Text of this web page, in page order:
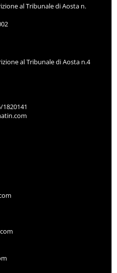
al Tribunale di Aosta n.
al Tribunale di Aosta n.4
1820141